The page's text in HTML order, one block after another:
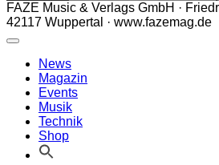
FAZE Music & Verlags GmbH ·
42117 Wuppertal · www.fazemag.de
News
Magazin
Events
Musik
Technik
Shop